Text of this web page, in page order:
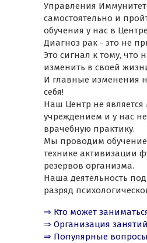
Управления
самостоятельно и
обучения у нас в
Диагноз рак - это не
Это сигнал к тому, что
изменить в своей
И главные изменения
себя!
Наш Центр не
учреждением и у нас
врачебную практику.
Мы проводим
технике активизации
резервов организма.
Наша деятельность
разряд
⇒ Кто может
⇒ Организация занятий
⇒ Популярные вопросы